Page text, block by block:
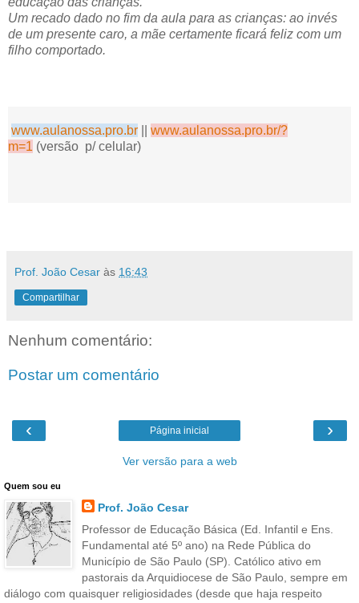
Um recado dado no fim da aula para as crianças: ao invés
de um presente caro, a mãe certamente ficará feliz com um
filho comportado.
www.aulanossa.pro.br
www.aulanossa.pro.br/?
m=1 (versão p/ celular)
Prof. João Cesar às 16:43
Compartilhar
Nenhum comentário:
Postar um comentário
‹ ›
Página inicial
Ver versão para a web
Quem sou eu
Prof. João Cesar
Professor de Educação Básica (Ed. Infantil e Ens.
Fundamental até 5º ano) na Rede Pública do
Município de São Paulo (SP). Católico ativo em
pastorais da Arquidiocese de São Paulo, sempre em
diálogo com quaisquer religiosidades (desde que haja respeito